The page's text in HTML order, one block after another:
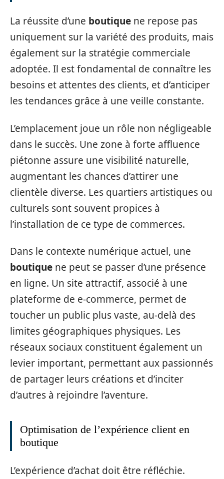
La réussite d’une boutique ne repose pas
uniquement sur la variété des produits, mais
également sur la stratégie commerciale
adoptée. Il est fondamental de connaître les
besoins et attentes des clients, et d’anticiper
les tendances grâce à une veille constante.
L’emplacement joue un rôle non négligeable
dans le succès. Une zone à forte affluence
piétonne assure une visibilité naturelle,
augmentant les chances d’attirer une
clientèle diverse. Les quartiers artistiques ou
culturels sont souvent propices à
l’installation de ce type de commerces.
Dans le contexte numérique actuel, une
boutique ne peut se passer d’une présence
en ligne. Un site attractif, associé à une
plateforme de e-commerce, permet de
toucher un public plus vaste, au-delà des
limites géographiques physiques. Les
réseaux sociaux constituent également un
levier important, permettant aux passionnés
de partager leurs créations et d’inciter
d’autres à rejoindre l’aventure.
Optimisation de l’expérience client en
boutique
L’expérience d’achat doit être réfléchie.